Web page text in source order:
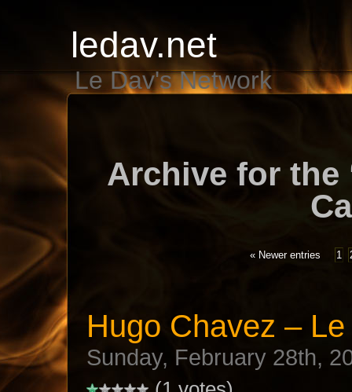
ledav.net
Le Dav's Network
Archive for the
« Newer entries 1
Hugo Chavez –
Sunday, February 28th,